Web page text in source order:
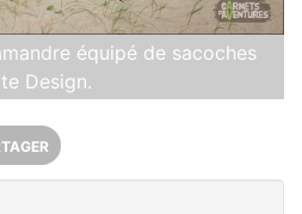
équipé de sacoches
Design.